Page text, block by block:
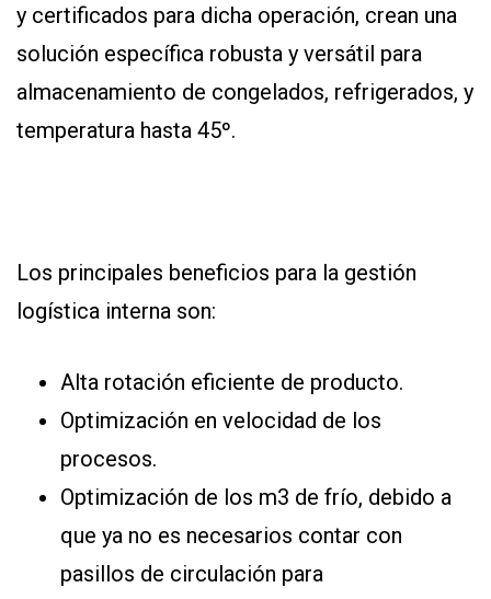
y certificados para dicha operación, crean una
solución específica robusta y versátil para
almacenamiento de congelados, refrigerados, y
temperatura hasta 45º.
Los principales beneficios para la gestión
logística interna son:
Alta rotación eficiente de producto.
Optimización en velocidad de los
procesos.
Optimización de los m3 de frío, debido a
que ya no es necesarios contar con
pasillos de circulación para